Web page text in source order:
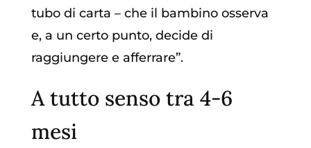
tubo di carta – che il bambino osserva
e, a un certo punto, decide di
raggiungere e afferrare”.
A tutto senso tra 4-6
mesi